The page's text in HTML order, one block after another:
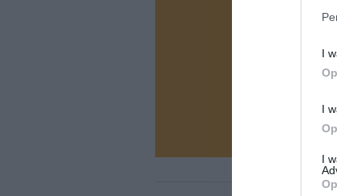
I
I
I